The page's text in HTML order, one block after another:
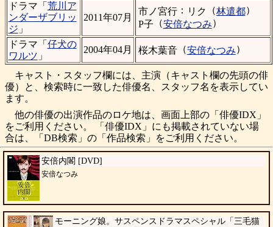
ドラマ「 荒川ア
ンダーザブリッ
ジ 」
2011年07月
市ノ宮行： リク （林遣都）
P子 （安倍なつみ）
ドラマ「 仔犬の
ワルツ 」
2004年04月 桜木葉音（安倍なつみ）
キャスト・スタッフ欄には、主演（キャスト欄の先頭の俳
優）と、検索時に一致した俳優名、スタッフ名を表示してい
ます。
他の俳優の出演作品のロケ地は、画面上部の「俳優IDX」
をご利用ください。 「俳優IDX」にも掲載されていない場
合は、「DB検索」の「作品検索」をご利用ください。
安倍内閣 [DVD]
安倍なつみ
モーニング娘。サスペンスドラマスペシャル「三毛猫